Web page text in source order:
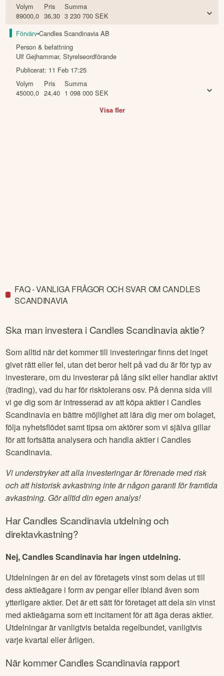
Volym
89000,0
Pris
36,30
Summa
3 230 700 SEK
Förvärv•Candles Scandinavia AB
Person & befattning
Ulf Gejhammar,Styrelseordförande
Publicerat: 11 Feb 17:25
Volym
45000,0
Pris
24,40
Summa
1 098 000 SEK
Visa fler
FAQ - VANLIGA FRÅGOR OCH SVAR OM CANDLES
SCANDINAVIA
Ska man investera i Candles Scandinaviaaktie?
Som alltid när det kommer till investeringar finns det inget
givet rätt eller fel, utan det beror helt på vad du är för typ av
investerare, om du investerar på lång sikt eller handlar aktivt
(trading), vad du har för risktolerans osv. På denna sida vill
vi ge dig som är intresserad av att köpa aktier iCandles
Scandinaviaen bättre möjlighet att lära dig mer om bolaget,
följa nyhetsflödet samt tipsa om aktörer som vi själva gillar
för att fortsätta analysera och handla aktier iCandles
Scandinavia.
Vi understryker att alla investeringar är förenade med risk
och att historisk avkastning inte är någon garanti för framtida
avkastning. Gör alltid din egen analys!
HarCandles Scandinaviautdelning och
direktavkastning?
Nej, Candles Scandinavia har ingen utdelning.
Utdelningen är en del av företagets vinst som delas ut till
dess aktieägare i form av pengar eller ibland även som
ytterligare aktier. Det är ett sätt för företaget att dela sin vinst
med aktieägarna som ett incitament för att äga deras aktier.
Utdelningar är vanligtvis betalda regelbundet, vanligtvis
varje kvartal eller årligen.
När kommerCandles Scandinaviarapport